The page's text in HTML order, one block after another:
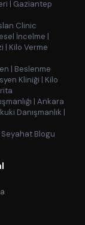
| Gaziantep
Clinic
İncelme |
| Kilo Verme
| Beslenme
Kliniği | Kilo
| Ankara
Danışmanlık |
Seyahat Blogu